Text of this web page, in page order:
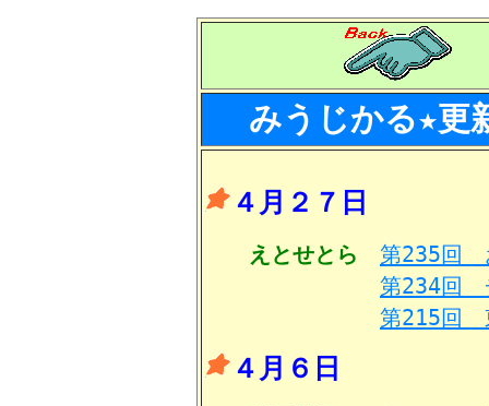
みうじかる★更
４月２７日
えとせとら 第235回
第234回
第215回
４月６日